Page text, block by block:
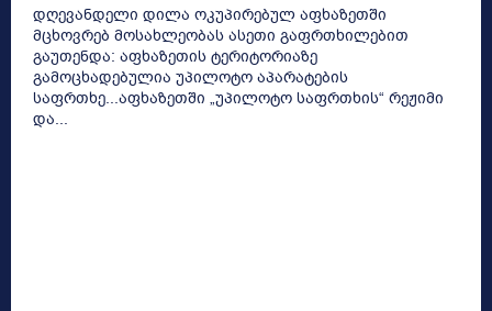
დღევანდელი დილა ოკუპირებულ აფხაზეთში
მცხოვრებ მოსახლეობას ასეთი გაფრთხილებით
გაუთენდა: აფხაზეთის ტერიტორიაზე
გამოცხადებულია უპილოტო აპარატების
საფრთხე...აფხაზეთში „უპილოტო საფრთხის“ რეჟიმი
და...